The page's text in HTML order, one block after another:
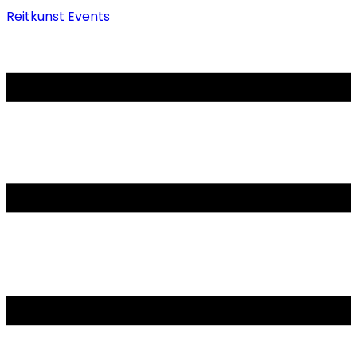
Reitkunst Events